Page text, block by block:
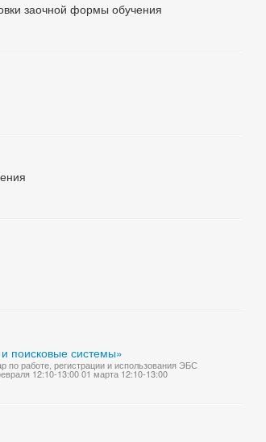
заочной формы обучения
поисковые системы»
работе, регистрации и использования ЭБС
12:10-13:00 01 марта 12:10-13:00